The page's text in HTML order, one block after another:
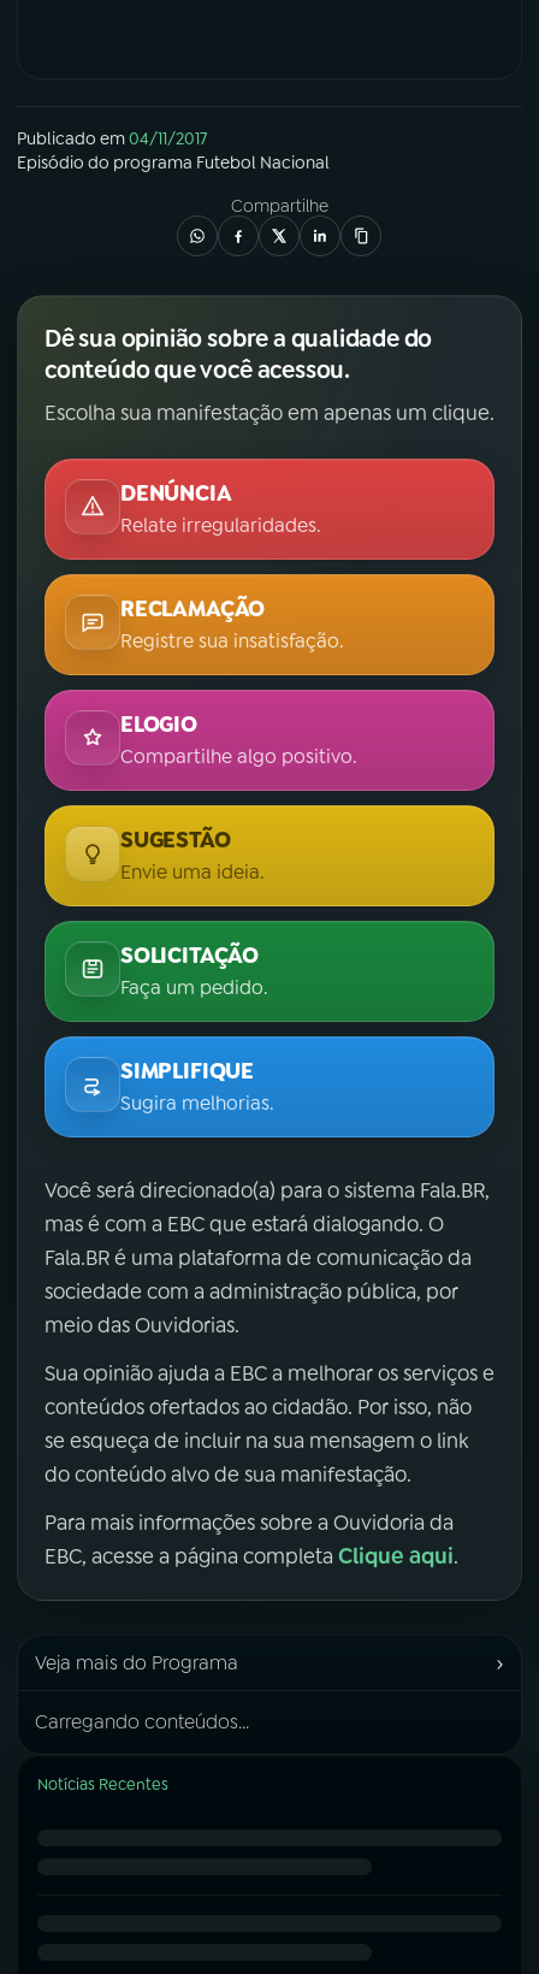
Publicado em04/11/2017
Episódio do programa Futebol Nacional
Compartilhe
Dê sua opinião sobre a qualidade do
conteúdo que você acessou.
Escolha sua manifestação em apenas um clique.
DENÚNCIA
Relate irregularidades.
RECLAMAÇÃO
Registre sua insatisfação.
ELOGIO
Compartilhe algo positivo.
SUGESTÃO
Envie uma ideia.
SOLICITAÇÃO
Faça um pedido.
SIMPLIFIQUE
Sugira melhorias.
Você será direcionado(a) para o sistema Fala.BR,
mas é com a EBC que estará dialogando. O
Fala.BR é uma plataforma de comunicação da
sociedade com a administração pública, por
meio das Ouvidorias.
Sua opinião ajuda a EBC a melhorar os serviços e
conteúdos ofertados ao cidadão. Por isso, não
se esqueça de incluir na sua mensagem o link
do conteúdo alvo de sua manifestação.
Para mais informações sobre a Ouvidoria da
EBC, acesse a página completa Clique aqui.
Veja mais do Programa ›
Carregando conteúdos...
Notícias Recentes